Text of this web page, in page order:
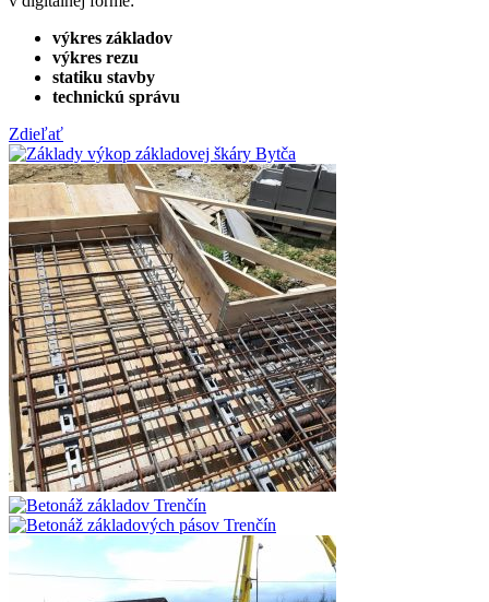
výkres základov
výkres rezu
statiku stavby
technickú správu
Zdieľať